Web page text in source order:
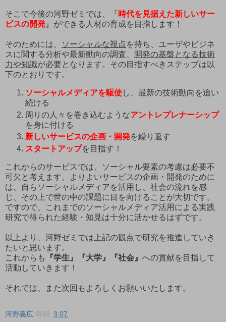
そこで今後の河野ゼミでは、『 時代を見据えた新しいサー
ビスの開発 』ができる人材の育成を目指します！
そのためには、 ソーシャルな視点を持ち、ユーザやビジネ
スに関する分析や最新動向の調査、
開発の基盤となる技術
力や知識が必要となります。その目指すべきステップは以
下のとおりです。
ソーシャルメディアを駆使し、最新の技術動向を追い
続ける
周りの人々を巻き込むようなアントレプレナーシップ
を身に付ける
新しいサービスの企画・開発を繰り返す
スタートアップを目指す！
これからのサービスでは、ソーシャル要素の考慮は必要不
可欠と考えます。よりよいサービスの企画・開発のために
は、自らソーシャルメディアを活用し、社会の流れを感
じ、その上で世の中の課題に目を向けることが大切です。
ですので、これまでのソーシャルメディア活用による実践
研究で得られた経験・知見は十分に活かせるはずです。
以上より、河野ゼミでは上記の観点で研究を推進していき
たいと思います。
これからも
『学生』『大学』『社会』 への貢献を目指して
活動していきます！
それでは、また次回もよろしくお願いいたします。
河野義広 時刻: 3:07